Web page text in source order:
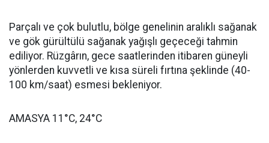
Parçalı ve çok bulutlu, bölge genelinin aralıklı sağanak
ve gök gürültülü sağanak yağışlı geçeceği tahmin
ediliyor. Rüzgârın, gece saatlerinden itibaren güneyli
yönlerden kuvvetli ve kısa süreli fırtına şeklinde (40-
100 km/saat) esmesi bekleniyor.
AMASYA 11°C, 24°C